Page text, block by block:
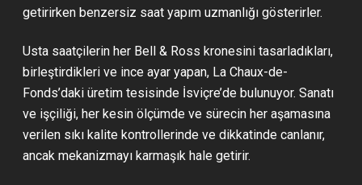
getirirken benzersiz saat yapım uzmanlığı gösterirler.
Usta saatçilerin her Bell & Ross kronesini tasarladıkları,
birleştirdikleri ve ince ayar yapan, La Chaux-de-
Fonds’daki üretim tesisinde İsviçre’de bulunuyor. Sanatı
ve işçiliği, her kesin ölçümde ve sürecin her aşamasına
verilen sıkı kalite kontrollerinde ve dikkatinde canlanır,
ancak mekanizmayı karmaşık hale getirir.